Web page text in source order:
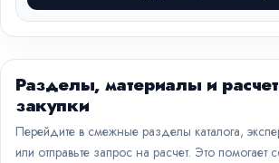
Разделы, материалы и
закупки
Перейдите в смежные разделы каталога,
или отправьте запрос на расчет. Это помогает